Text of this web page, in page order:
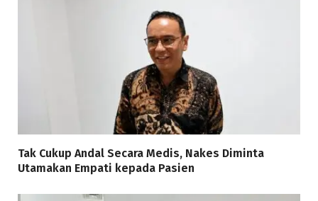
Tak Cukup Andal Secara Medis, Nakes Diminta
Utamakan Empati kepada Pasien